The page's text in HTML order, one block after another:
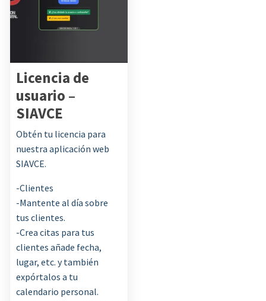
Tienda:
SACODI
5
Licencia de
usuario –
SIAVCE
Obtén tu licencia para
nuestra aplicación web
SIAVCE.
-Clientes
-Mantente al día sobre
tus clientes.
-Crea citas para tus
clientes añade fecha,
lugar, etc. y también
expórtalos a tu
calendario personal.